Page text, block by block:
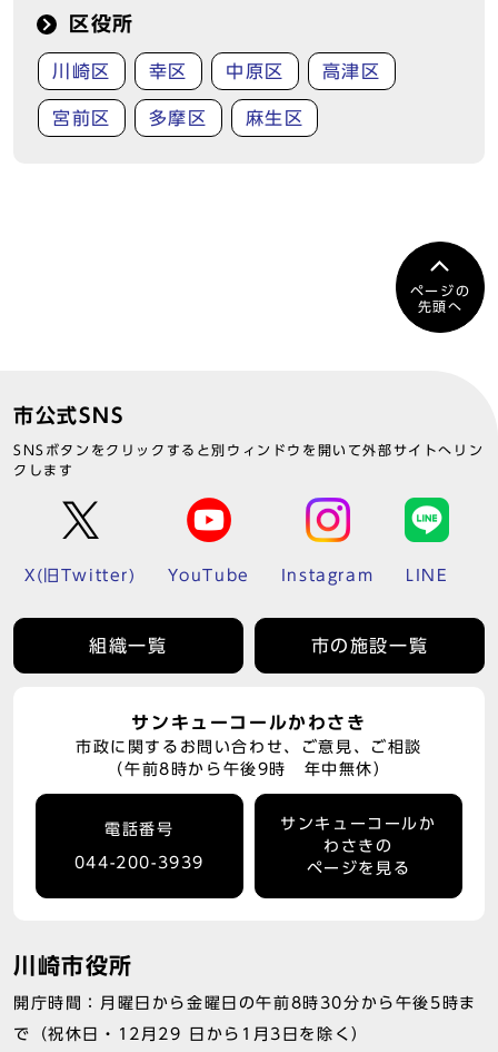
区役所
川崎区 幸区 中原区 高津区
宮前区 多摩区 麻生区
ページの
先頭へ
市公式SNS
SNSボタンをクリックすると別ウィンドウを開いて外部サイトへリン
クします
X(旧Twitter) YouTube Instagram LINE
組織一覧 市の施設一覧
サンキューコールかわさき
市政に関するお問い合わせ、ご意見、ご相談
（午前8時から午後9時 年中無休）
電話番号
044-200-3939
サンキューコールか
わさきの
ページを見る
川崎市役所
開庁時間：月曜日から金曜日の午前8時30分から午後5時ま
で（祝休日・12月29 日から1月3日を除く）